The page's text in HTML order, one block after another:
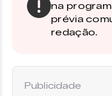
na
prévia
redação.
Publicidade